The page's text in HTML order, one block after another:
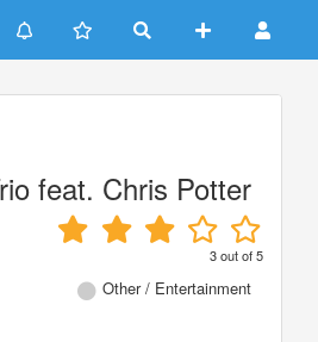
feat. Chris Potter
3out of5
Other / Entertainment